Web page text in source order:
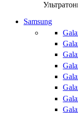
Samsung